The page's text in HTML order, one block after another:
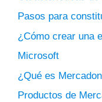
Pasos para
¿Cómo crear una
Microsoft
¿Qué es
Productos de